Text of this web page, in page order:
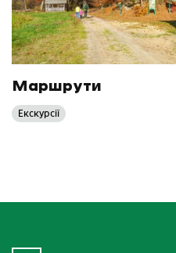
Маршрути
Екскурсії